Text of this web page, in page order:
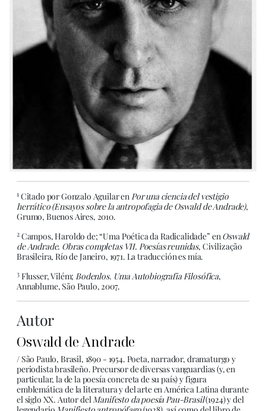
1Citado por Gonzalo Aguilar enPor una ciencia del vestigio
herrático (Ensayos sobre la antropofagia de Oswald de Andrade),
Grumo, Buenos Aires, 2010.
2Campos, Haroldo de; “Uma Poética da Radicalidade” enOswald
de Andrade. Obras completas VII. Poesías reunidas, Civilização
Brasileira, Río de Janeiro, 1971. La traducción es mía.
3Flusser, Vilém;Bodenlos. Uma Autobiografia Filosófica,
Annablume, São Paulo, 2007.
Autor
Oswald de Andrade
/ São Paulo, Brasil, 1890 - 1954. Poeta, narrador, dramaturgo y
periodista brasileño. Precursor de diversas vanguardias (y, en
particular, la de la poesía concreta de su país) y figura
emblemática de la literatura y del arte en América Latina durante
el siglo XX. Autor delManifesto da poesía Pau-Brasil(1924) y del